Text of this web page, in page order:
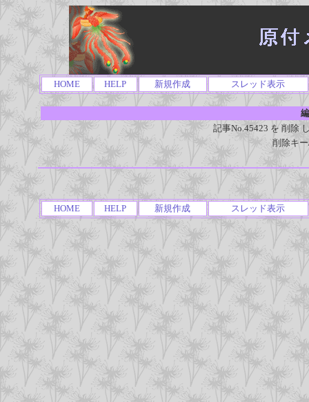
HOME HELP 新規作成 スレッド表示
記事No.45423 を 削除
削除キ
HOME HELP 新規作成 スレッド表示